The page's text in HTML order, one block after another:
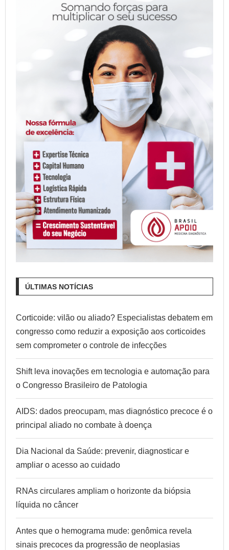
ÚLTIMAS NOTÍCIAS
Corticoide: vilão ou aliado? Especialistas debatem em
congresso como reduzir a exposição aos corticoides
sem comprometer o controle de infecções
Shift leva inovações em tecnologia e automação para
o Congresso Brasileiro de Patologia
AIDS: dados preocupam, mas diagnóstico precoce é o
principal aliado no combate à doença
Dia Nacional da Saúde: prevenir, diagnosticar e
ampliar o acesso ao cuidado
RNAs circulares ampliam o horizonte da biópsia
líquida no câncer
Antes que o hemograma mude: genômica revela
sinais precoces da progressão de neoplasias